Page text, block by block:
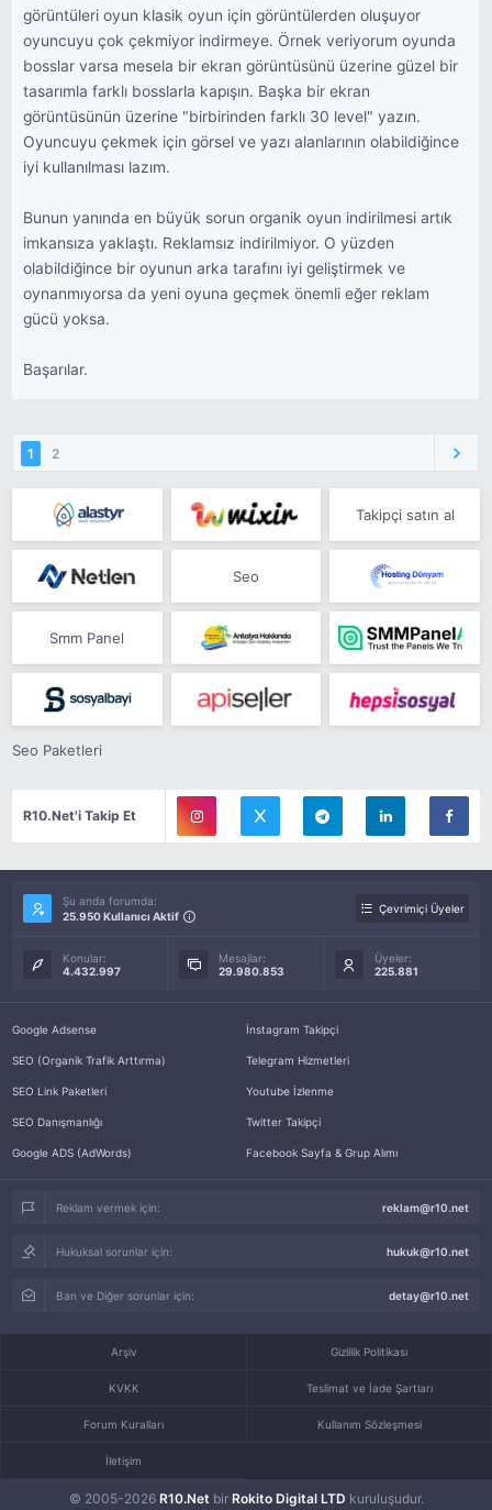
görüntüleri oyun klasik oyun için görüntülerden oluşuyor
oyuncuyu çok çekmiyor indirmeye. Örnek veriyorum oyunda
bosslar varsa mesela bir ekran görüntüsünü üzerine güzel bir
tasarımla farklı bosslarla kapışın. Başka bir ekran
görüntüsünün üzerine "birbirinden farklı 30 level" yazın.
Oyuncuyu çekmek için görsel ve yazı alanlarının olabildiğince
iyi kullanılması lazım.
Bunun yanında en büyük sorun organik oyun indirilmesi artık
imkansıza yaklaştı. Reklamsız indirilmiyor. O yüzden
olabildiğince bir oyunun arka tarafını iyi geliştirmek ve
oynanmıyorsa da yeni oyuna geçmek önemli eğer reklam
gücü yoksa.
Başarılar.
1 2
Takipçi satın al
Seo
Smm Panel
Seo Paketleri
R10.Net'i Takip Et
Şu anda forumda:
25.950 Kullanıcı Aktif
Çevrimiçi Üyeler
Konular:
4.432.997
Mesajlar:
29.980.853
Üyeler:
225.881
Google Adsense
SEO (Organik Trafik Arttırma)
SEO Link Paketleri
SEO Danışmanlığı
Google ADS (AdWords)
İnstagram Takipçi
Telegram Hizmetleri
Youtube İzlenme
Twitter Takipçi
Facebook Sayfa & Grup Alımı
Reklam vermek için: reklam@r10.net
Hukuksal sorunlar için: hukuk@r10.net
Ban ve Diğer sorunlar için: detay@r10.net
© 2005-2026 R10.Net bir Rokito Digital LTD kuruluşudur.
Arşiv Gizlilik Politikası
KVKK Teslimat ve İade Şartları
Forum Kuralları Kullanım Sözleşmesi
İletişim